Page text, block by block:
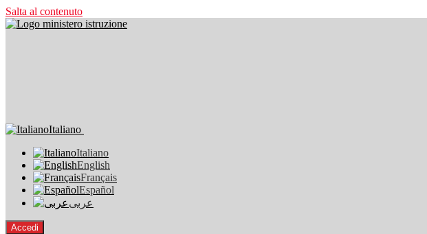
Salta al contenuto
Italiano
Italiano
English
Français
Español
عربى
Accedi